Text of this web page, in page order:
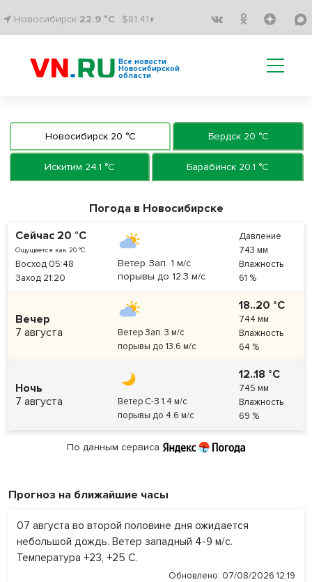
Новосибирск 22.9 °C $81.41↑
Все новости
Новосибирской
области
Новосибирск 20 °C Бердск 20 °C
Искитим 24.1 °C Барабинск 20.1 °C
Погода в Новосибирске
Сейчас 20 °C
Ощущается как 20 °C
Восход 05:48
Заход 21:20
Ветер Зап. 1 м/с
порывы до 12.3 м/с
Давление
743 мм
Влажность
61 %
Вечер
7 августа
Ветер Зап. 3 м/с
порывы до 13.6 м/с
18..20 °C
744 мм
Влажность
64 %
Ночь
7 августа
Ветер С-З 1.4 м/с
порывы до 4.6 м/с
12..18 °C
745 мм
Влажность
69 %
По данным сервиса
Прогноз на ближайшие часы
07 августа во второй половине дня ожидается
небольшой дождь. Ветер западный 4-9 м/с.
Температура +23, +25 С.
07/08/2026 12:19